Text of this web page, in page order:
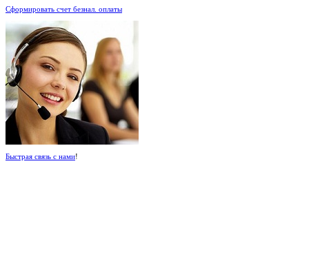
Сформировать счет безнал. оплаты
Быстрая связь с нами!